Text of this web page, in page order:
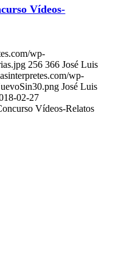
Vídeos-
wp-
256 366 José Luis
wp-
José Luis
02-27
Vídeos-Relatos